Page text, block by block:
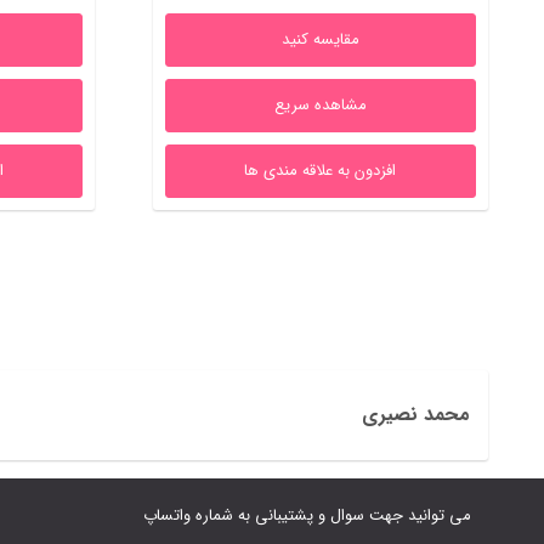
1,850,000ریال
1,635,000ریال
مقایسه کنید
مشاهده سریع
افزدون به علاقه مندی ها
محمد نصیری
می توانید جهت سوال و پشتیبانی به شماره واتساپ